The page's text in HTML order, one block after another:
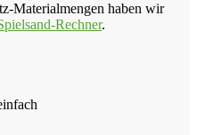
Materialmengen haben wir
Rechner.